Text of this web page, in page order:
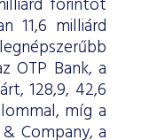
forintot
11,6 milliárd
OTP Bank, a
128,9, 42,6
míg a
Company, a